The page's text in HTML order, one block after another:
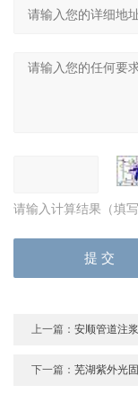
请输入计算结果（填
上一篇：安顺管道注
下一篇：芜湖紫外光